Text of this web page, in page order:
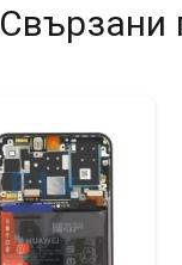
Свързани